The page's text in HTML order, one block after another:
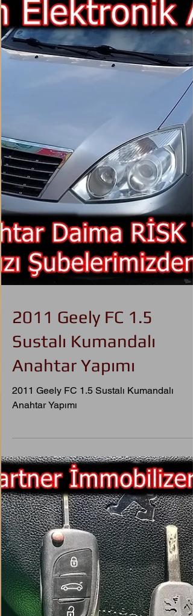
2011 Geely FC 1.5
Sustalı Kumandalı
Anahtar Yapımı
2011 Geely FC 1.5 Sustalı Kumandalı
Anahtar Yapımı